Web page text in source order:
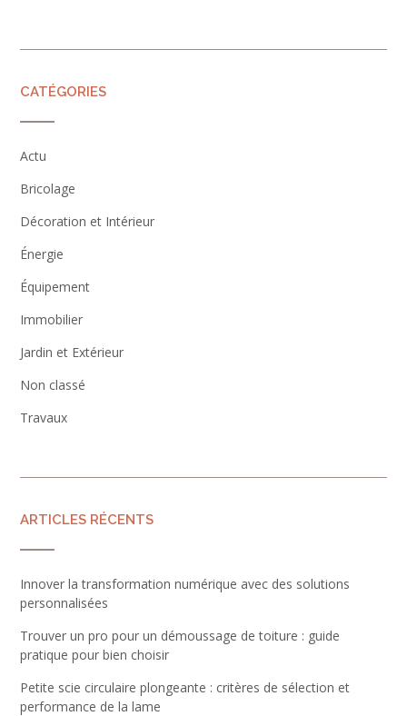
CATÉGORIES
Actu
Bricolage
Décoration et Intérieur
Énergie
Équipement
Immobilier
Jardin et Extérieur
Non classé
Travaux
ARTICLES RÉCENTS
Innover la transformation numérique avec des solutions
personnalisées
Trouver un pro pour un démoussage de toiture : guide
pratique pour bien choisir
Petite scie circulaire plongeante : critères de sélection et
performance de la lame